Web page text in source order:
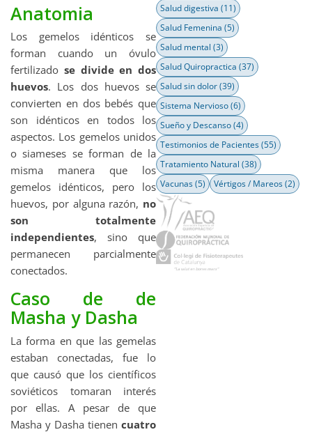
Anatomia
Los gemelos idénticos se
forman cuando un óvulo
fertilizado se divide en dos
huevos. Los dos huevos se
convierten en dos bebés que
son idénticos en todos los
aspectos. Los gemelos unidos
o siameses se forman de la
misma manera que los
gemelos idénticos, pero los
huevos, por alguna razón, no
son totalmente
independientes, sino que
permanecen parcialmente
conectados.
Caso de de
Masha y Dasha
La forma en que las gemelas
estaban conectadas, fue lo
que causó que los científicos
soviéticos tomaran interés
por ellas. A pesar de que
Masha y Dasha tienen cuatro
Salud digestiva (11)
Salud Femenina (5)
Salud mental (3)
Salud Quiropractica (37)
Salud sin dolor(39)
Sistema Nervioso(6)
Sueño y Descanso(4)
Testimonios de Pacientes(55)
Tratamiento Natural (38)
Vacunas(5) Vértigos / Mareos(2)